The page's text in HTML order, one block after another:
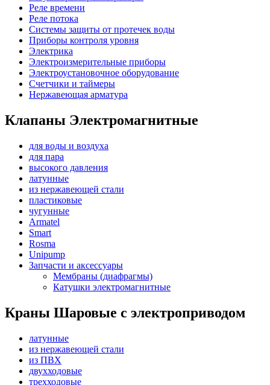
Реле времени
Реле потока
Системы защиты от протечек воды
Приборы контроля уровня
Электрика
Электроизмерительные приборы
Электроустановочное оборудование
Счетчики и таймеры
Нержавеющая арматура
Клапаны Электромагнитные
для воды и воздуха
для пара
высокого давления
латунные
из нержавеющей стали
пластиковые
чугунные
Armatel
Smart
Rosma
Unipump
Запчасти и аксессуары
Мембраны (диафрагмы)
Катушки электромагнитные
Краны Шаровые с электроприводом
латунные
из нержавеющей стали
из ПВХ
двухходовые
трехходовые